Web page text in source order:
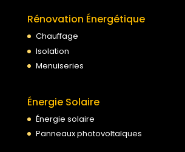
Rénovation Énergétique
Chauffage
Isolation
Menuiseries
Énergie Solaire
Énergie solaire
Panneaux photovoltaïques